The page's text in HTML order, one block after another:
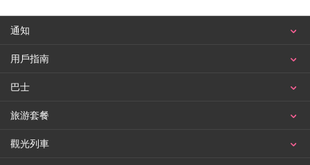
通知
用戶指南
巴士
旅游套餐
觀光列車